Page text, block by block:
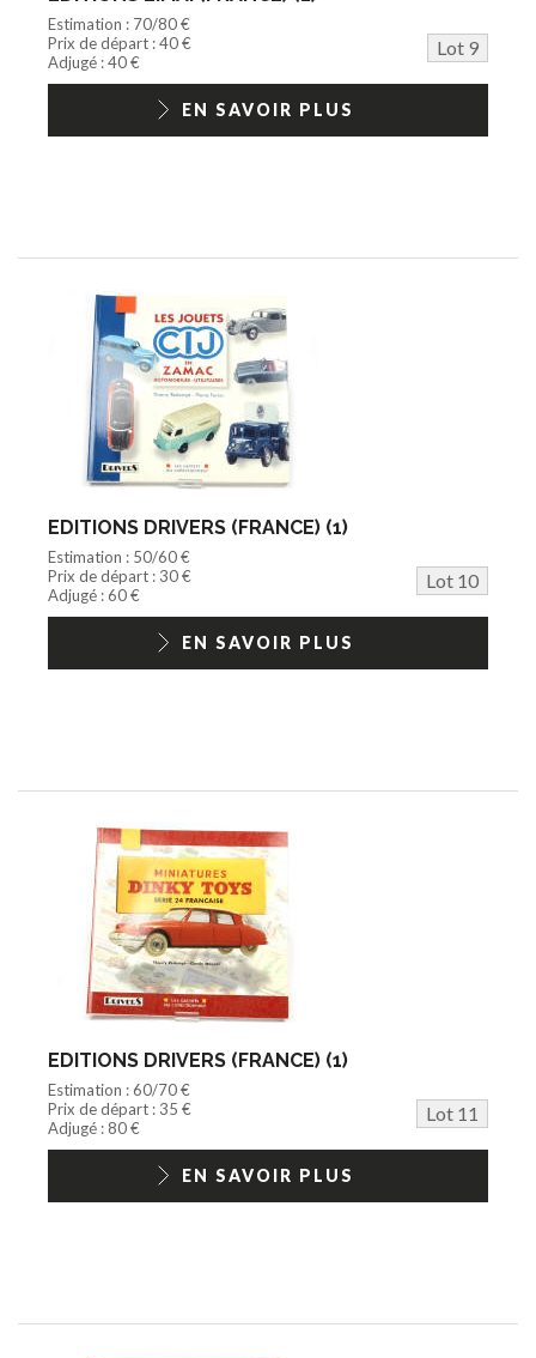
Estimation : 70/80 €
Prix de départ : 40 €
Lot 9
Adjugé : 40 €
EN SAVOIR PLUS
EDITIONS DRIVERS (FRANCE) (1)
Estimation : 50/60 €
Prix de départ : 30 €
Lot 10
Adjugé : 60 €
EN SAVOIR PLUS
EDITIONS DRIVERS (FRANCE) (1)
Estimation : 60/70 €
Prix de départ : 35 €
Lot 11
Adjugé : 80 €
EN SAVOIR PLUS